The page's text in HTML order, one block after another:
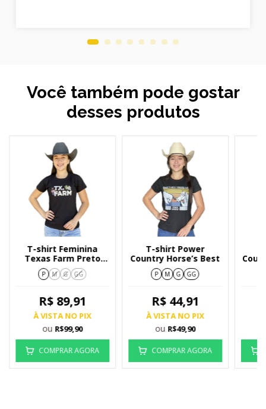
Você também pode gostar
desses produtos
T-shirt Feminina
Texas Farm Preto
CF268
P M G GG
R$ 89,91
À VISTA NO PIX
ou R$99,90
COMPRAR AGORA
T-shirt Power
Country Horse’s Best
P M G GG
R$ 44,91
À VISTA NO PIX
ou R$49,90
COMPRAR AGORA